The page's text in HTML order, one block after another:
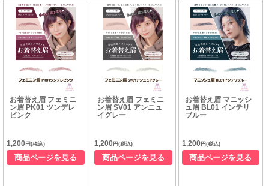
お着替え眉 フェミニ
ン眉 PK01 ツンデレ
ピンク
1,200 円(税込)
商品ページを見る
お着替え眉 フェミニ
ン眉 SV01 アンニュ
イグレー
1,200円(税込)
商品ページを見る
お着替え眉 マニッシ
ュ眉 BL01 インテリ
ブルー
1,200円(税込)
商品ページを見る